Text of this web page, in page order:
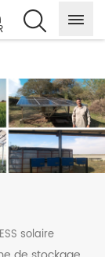
solaire